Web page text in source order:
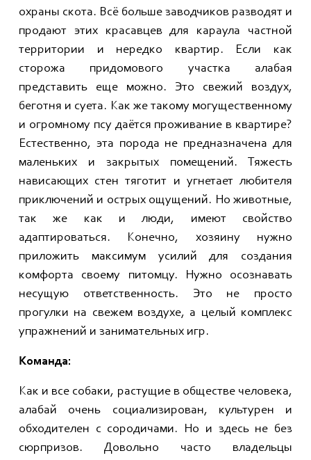
охраны скота. Всё больше заводчиков разводят и
продают этих красавцев для караула частной
территории и нередко квартир. Если как
сторожа придомового участка алабая
представить еще можно. Это свежий воздух,
беготня и суета. Как же такому могущественному
и огромному псу даётся проживание в квартире?
Естественно, эта порода не предназначена для
маленьких и закрытых помещений. Тяжесть
нависающих стен тяготит и угнетает любителя
приключений и острых ощущений. Но животные,
так же как и люди, имеют свойство
адаптироваться. Конечно, хозяину нужно
приложить максимум усилий для создания
комфорта своему питомцу. Нужно осознавать
несущую ответственность. Это не просто
прогулки на свежем воздухе, а целый комплекс
упражнений и занимательных игр.
Команда:
Как и все собаки, растущие в обществе человека,
алабай очень социализирован, культурен и
обходителен с сородичами. Но и здесь не без
сюрпризов. Довольно часто владельцы